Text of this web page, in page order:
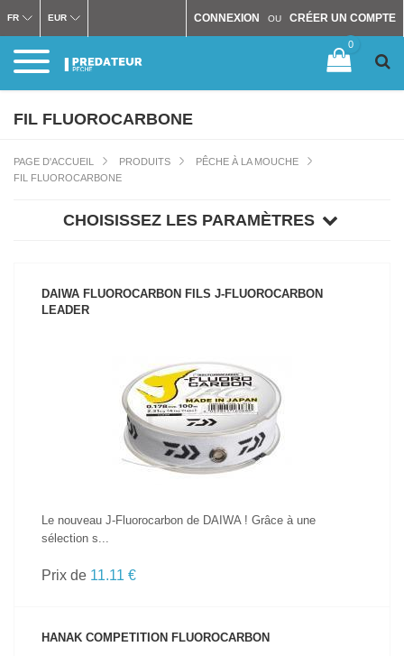
CONNEXION OU CRÉER UN COMPTE
FR EUR
0
FIL FLUOROCARBONE
PAGE D'ACCUEIL PRODUITS
PÊCHE À LA MOUCHE
FIL FLUOROCARBONE
CHOISISSEZ LES PARAMÈTRES
DAIWA FLUOROCARBON FILS J-FLUOROCARBON
LEADER
VOIR LE PRODUIT
Le nouveau J-Fluorocarbon de DAIWA ! Grâce à une
sélection s...
Prix de 11.11 €
HANAK COMPETITION FLUOROCARBON